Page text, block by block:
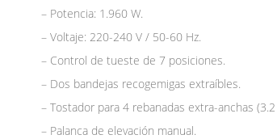
– Potencia: 1.960 W.
– Voltaje: 220-240 V / 50-60 Hz.
– Control de tueste de 7 posiciones.
– Dos bandejas recogemigas extraíbles.
– Tostador para 4 rebanadas extra-anchas
– Palanca de elevación manual.